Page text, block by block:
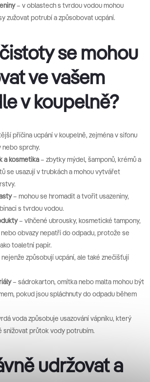
– v oblastech s tvrdou vodou mohou
zužovat potrubí a způsobovat ucpání.
se mohou
ve vašem
v koupelně?
příčina ucpání v koupelně, zejména v sifonu
nebo sprchy.
a kosmetika– zbytky mýdel, šamponů, krémů a
se usazují v trubkách a mohou vytvářet
– mohou se hromadit a tvořit usazeniny,
s tvrdou vodou.
– vlhčené ubrousky, kosmetické tampony,
obvazy nepatří do odpadu, protože se
toaletní papír.
nejenže způsobují ucpání, ale také znečišťují
– sádrokarton, omítka nebo malta mohou být
pokud jsou spláchnuty do odpadu během
voda způsobuje usazování vápníku, který
snižovat průtok vody potrubím.
udržovat a